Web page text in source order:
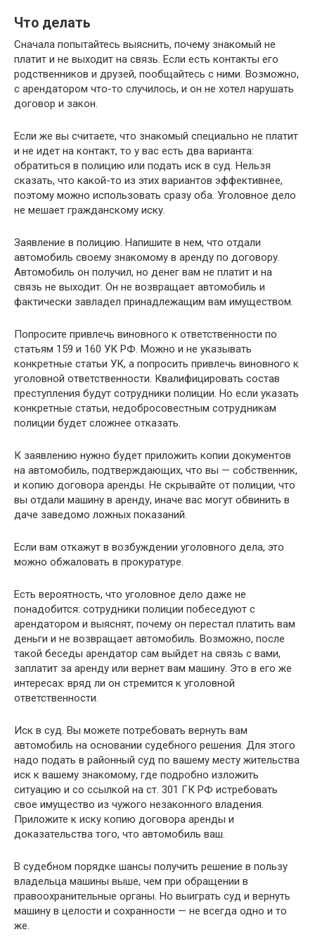
Что делать
Сначала попытайтесь выяснить, почему знакомый не
платит и не выходит на связь. Если есть контакты его
родственников и друзей, пообщайтесь с ними. Возможно,
с арендатором что-то случилось, и он не хотел нарушать
договор и закон.
Если же вы считаете, что знакомый специально не платит
и не идет на контакт, то у вас есть два варианта:
обратиться в полицию или подать иск в суд. Нельзя
сказать, что какой-то из этих вариантов эффективнее,
поэтому можно использовать сразу оба. Уголовное дело
не мешает гражданскому иску.
Заявление в полицию. Напишите в нем, что отдали
автомобиль своему знакомому в аренду по договору.
Автомобиль он получил, но денег вам не платит и на
связь не выходит. Он не возвращает автомобиль и
фактически завладел принадлежащим вам имуществом.
Попросите привлечь виновного к ответственности по
статьям 159 и 160 УК РФ. Можно и не указывать
конкретные статьи УК, а попросить привлечь виновного к
уголовной ответственности. Квалифицировать состав
преступления будут сотрудники полиции. Но если указать
конкретные статьи, недобросовестным сотрудникам
полиции будет сложнее отказать.
К заявлению нужно будет приложить копии документов
на автомобиль, подтверждающих, что вы — собственник,
и копию договора аренды. Не скрывайте от полиции, что
вы отдали машину в аренду, иначе вас могут обвинить в
даче заведомо ложных показаний.
Если вам откажут в возбуждении уголовного дела, это
можно обжаловать в прокуратуре.
Есть вероятность, что уголовное дело даже не
понадобится: сотрудники полиции побеседуют с
арендатором и выяснят, почему он перестал платить вам
деньги и не возвращает автомобиль. Возможно, после
такой беседы арендатор сам выйдет на связь с вами,
заплатит за аренду или вернет вам машину. Это в его же
интересах: вряд ли он стремится к уголовной
ответственности.
Иск в суд. Вы можете потребовать вернуть вам
автомобиль на основании судебного решения. Для этого
надо подать в районный суд по вашему месту жительства
иск к вашему знакомому, где подробно изложить
ситуацию и со ссылкой на ст. 301 ГК РФ истребовать
свое имущество из чужого незаконного владения.
Приложите к иску копию договора аренды и
доказательства того, что автомобиль ваш.
В судебном порядке шансы получить решение в пользу
владельца машины выше, чем при обращении в
правоохранительные органы. Но выиграть суд и вернуть
машину в целости и сохранности — не всегда одно и то
же.